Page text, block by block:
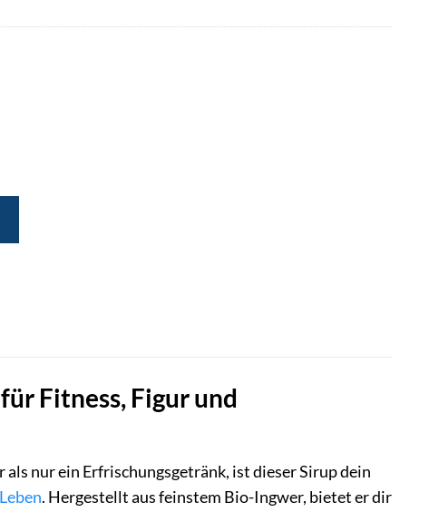
Fitness, Figur und
als nur ein Erfrischungsgetränk, ist dieser Sirup dein
Leben. Hergestellt aus feinstem Bio-Ingwer, bietet er dir